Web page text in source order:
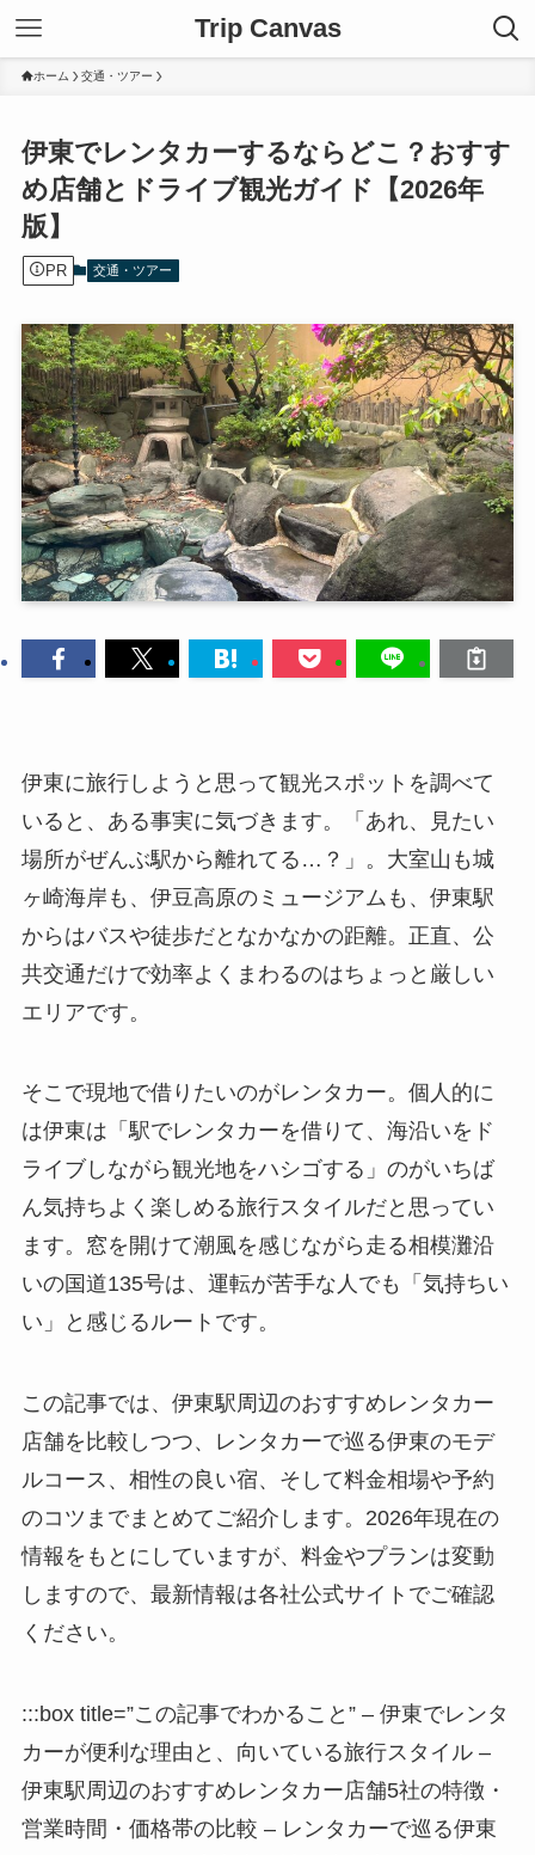
Trip Canvas
ホーム 交通・ツアー
伊東でレンタカーするならどこ？おすす
め店舗とドライブ観光ガイド【2026年
版】
PR 交通・ツアー
伊東に旅行しようと思って観光スポットを調べて
いると、ある事実に気づきます。「あれ、見たい
場所がぜんぶ駅から離れてる…？」。大室山も城
ヶ崎海岸も、伊豆高原のミュージアムも、伊東駅
からはバスや徒歩だとなかなかの距離。正直、公
共交通だけで効率よくまわるのはちょっと厳しい
エリアです。
そこで現地で借りたいのがレンタカー。個人的に
は伊東は「駅でレンタカーを借りて、海沿いをド
ライブしながら観光地をハシゴする」のがいちば
ん気持ちよく楽しめる旅行スタイルだと思ってい
ます。窓を開けて潮風を感じながら走る相模灘沿
いの国道135号は、運転が苦手な人でも「気持ちい
い」と感じるルートです。
この記事では、伊東駅周辺のおすすめレンタカー
店舗を比較しつつ、レンタカーで巡る伊東のモデ
ルコース、相性の良い宿、そして料金相場や予約
のコツまでまとめてご紹介します。2026年現在の
情報をもとにしていますが、料金やプランは変動
しますので、最新情報は各社公式サイトでご確認
ください。
:::box title=”この記事でわかること” – 伊東でレンタ
カーが便利な理由と、向いている旅行スタイル –
伊東駅周辺のおすすめレンタカー店舗5社の特徴・
営業時間・価格帯の比較 – レンタカーで巡る伊東